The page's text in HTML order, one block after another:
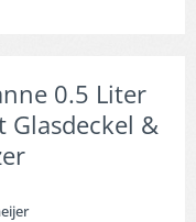
0.5 Liter
&